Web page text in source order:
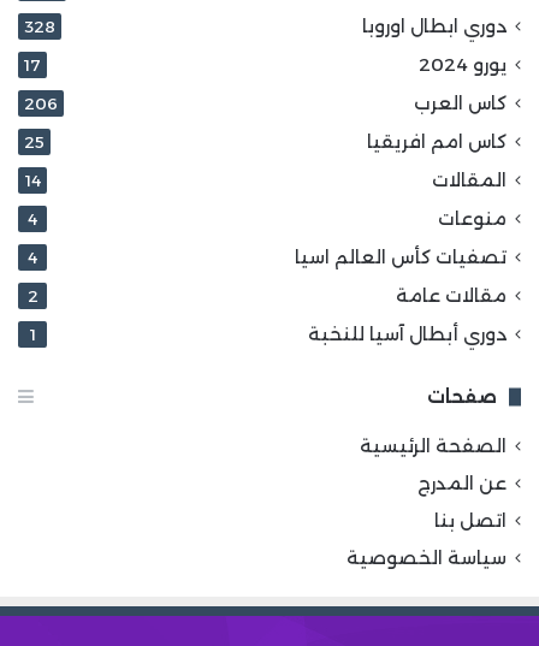
دوري ابطال اوروبا 328
يورو 2024 17
كاس العرب 206
كاس امم افريقيا 25
المقالات 14
منوعات 4
تصفيات كأس العالم اسيا 4
مقالات عامة 2
دوري أبطال آسيا للنخبة 1
صفحات
الصفحة الرئيسية
عن المدرج
اتصل بنا
سياسة الخصوصية